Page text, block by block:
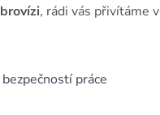
, rádi vás přivítáme v
práce